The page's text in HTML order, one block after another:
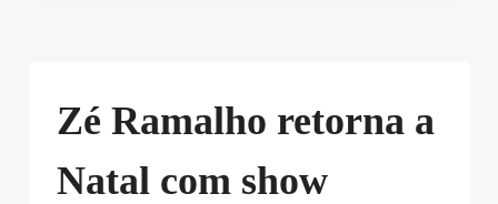
Zé Ramalho retorna a
Natal com show